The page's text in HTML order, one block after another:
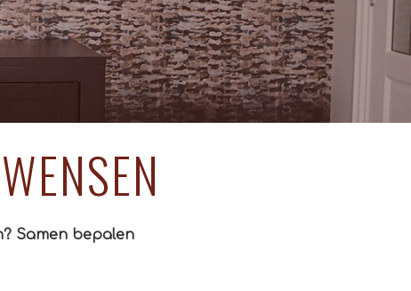
Samen bepalen